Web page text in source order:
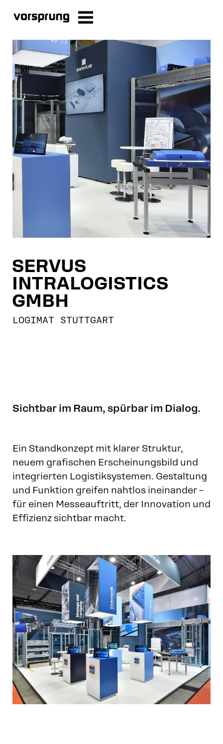
SERVUS
INTRALOGISTICS
GMBH
LOGIMAT STUTTGART
Sichtbar im Raum, spürbar im Dialog.
Ein Standkonzept mit klarer Struktur,
neuem grafischen Erscheinungsbild und
integrierten Logistiksystemen. Gestaltung
und Funktion greifen nahtlos ineinander –
für einen Messeauftritt, der Innovation und
Effizienz sichtbar macht.